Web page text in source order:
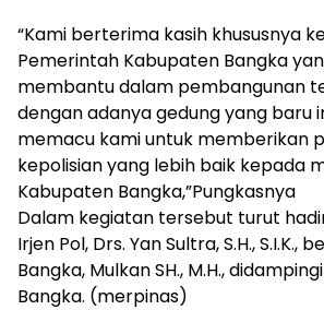
“Kami berterima kasih khususnya
Pemerintah Kabupaten Bangka
membantu dalam pembangunan
dengan adanya gedung yang baru
memacu kami untuk memberikan
kepolisian yang lebih baik kepada
Kabupaten Bangka,”Pungkasnya
Dalam kegiatan tersebut turut
Irjen Pol, Drs. Yan Sultra, S.H., S.I.K.,
Bangka, Mulkan SH., M.H.,
Bangka. (merpinas)